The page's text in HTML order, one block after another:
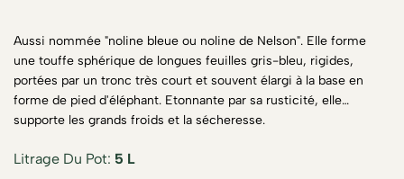
Aussi nommée "noline bleue ou noline de Nelson". Elle forme
une touffe sphérique de longues feuilles gris-bleu, rigides,
portées par un tronc très court et souvent élargi à la base en
forme de pied d'éléphant. Etonnante par sa rusticité, elle
supporte les grands froids et la sécheresse.
Litrage Du Pot 5 L